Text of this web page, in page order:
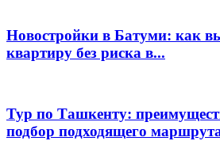
Новостройки в Батуми: как
квартиру без риска в...
Тур по Ташкенту:
подбор подходящего